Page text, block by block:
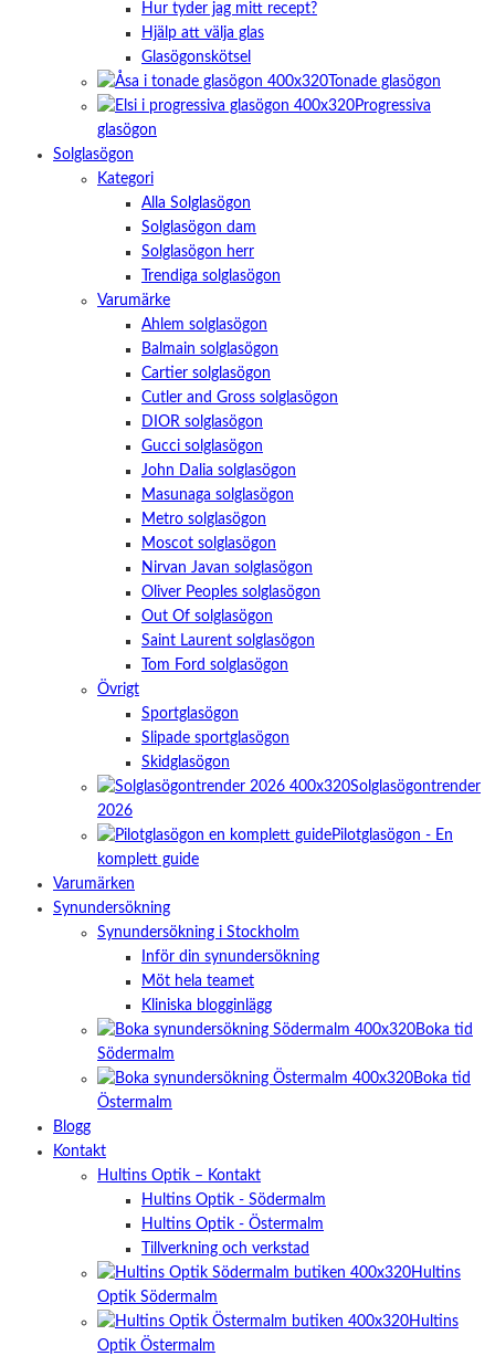
Hur tyder jag mitt recept?
Hjälp att välja glas
Glasögonskötsel
Tonade glasögon
Progressiva
glasögon
Solglasögon
Kategori
Alla Solglasögon
Solglasögon dam
Solglasögon herr
Trendiga solglasögon
Varumärke
Ahlem solglasögon
Balmain solglasögon
Cartier solglasögon
Cutler and Gross solglasögon
DIOR solglasögon
Gucci solglasögon
John Dalia solglasögon
Masunaga solglasögon
Metro solglasögon
Moscot solglasögon
Nirvan Javan solglasögon
Oliver Peoples solglasögon
Out Of solglasögon
Saint Laurent solglasögon
Tom Ford solglasögon
Övrigt
Sportglasögon
Slipade sportglasögon
Skidglasögon
Solglasögontrender
2026
Pilotglasögon - En
komplett guide
Varumärken
Synundersökning
Synundersökning i Stockholm
Inför din synundersökning
Möt hela teamet
Kliniska blogginlägg
Boka tid
Södermalm
Boka tid
Östermalm
Blogg
Kontakt
Hultins Optik – Kontakt
Hultins Optik - Södermalm
Hultins Optik - Östermalm
Tillverkning och verkstad
Hultins
Optik Södermalm
Hultins
Optik Östermalm
fungera.
Statistik
För att vi ska
baserat på
hemsidan.
Marknadsföring
Genom att dela
med dig av dina
intressen och
ditt beteende
när du surfar
ökar du chansen
att få se
anpassat innehåll
och erbjudanden.